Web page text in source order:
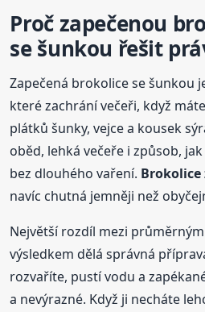
Proč zapečenou
se šunkou řešit
Zapečená brokolice se šunkou
které zachrání večeři, když
plátků šunky, vejce a kousek
oběd, lehká večeře i způsob,
bez dlouhého vaření. Brokolice
navíc chutná jemněji než
Největší rozdíl mezi
výsledkem dělá správná
rozvaříte, pustí vodu a
a nevýrazné. Když ji necháte